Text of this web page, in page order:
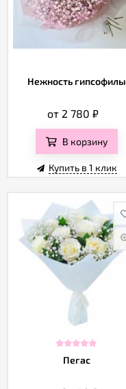
Нежность гипсофилы
от 2 780 ₽
В корзину
Купить в 1 клик
Пегас